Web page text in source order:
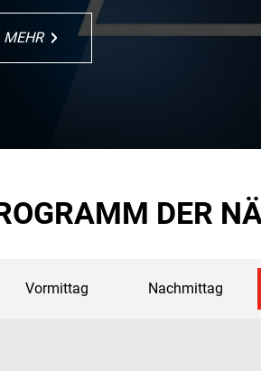
MEHR
MEHR
MEHR
MEHR
MEHR
DER
Vormittag Nachmittag